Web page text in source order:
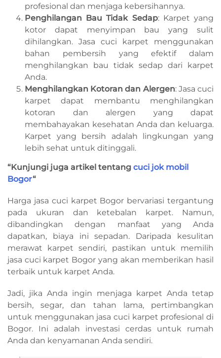
profesional dan menjaga kebersihannya.
Penghilangan Bau Tidak Sedap: Karpet yang
kotor dapat menyimpan bau yang sulit
dihilangkan. Jasa cuci karpet menggunakan
bahan pembersih yang efektif dalam
menghilangkan bau tidak sedap dari karpet
Anda.
Menghilangkan Kotoran dan Alergen: Jasa cuci
karpet dapat membantu menghilangkan
kotoran dan alergen yang dapat
membahayakan kesehatan Anda dan keluarga.
Karpet yang bersih adalah lingkungan yang
lebih sehat untuk ditinggali.
“Kunjungi juga artikel tentang cuci jok mobil
Bogor“
Harga jasa cuci karpet Bogor bervariasi tergantung
pada ukuran dan ketebalan karpet. Namun,
dibandingkan dengan manfaat yang Anda
dapatkan, biaya ini sepadan. Daripada kesulitan
merawat karpet sendiri, pastikan untuk memilih
jasa cuci karpet Bogor yang akan memberikan hasil
terbaik untuk karpet Anda.
Jadi, jika Anda ingin menjaga karpet Anda tetap
bersih, segar, dan tahan lama, pertimbangkan
untuk menggunakan jasa cuci karpet profesional di
Bogor. Ini adalah investasi cerdas untuk rumah
Anda dan kenyamanan Anda sendiri.